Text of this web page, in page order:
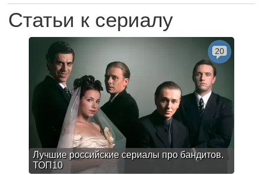
Статьи к сериалу
Лучшие российские сериалы про бандитов.
ТОП10
20